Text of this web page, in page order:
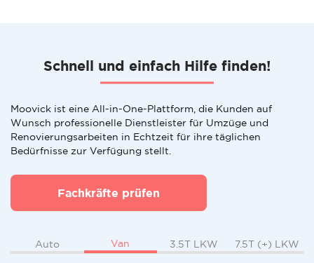
Schnell und einfach Hilfe finden!
Moovick ist eine All-in-One-Plattform, die Kunden auf
Wunsch professionelle Dienstleister für Umzüge und
Renovierungsarbeiten in Echtzeit für ihre täglichen
Bedürfnisse zur Verfügung stellt.
Fachkräfte prüfen
Auto Van 3.5T LKW 7.5T (+) LKW